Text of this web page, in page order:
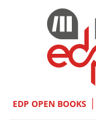
EDP OPEN BOOKS